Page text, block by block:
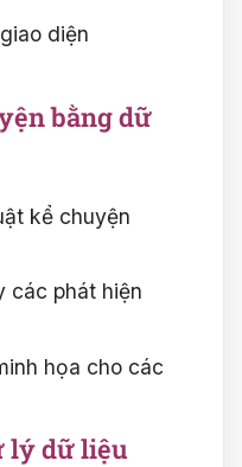
diện
bằng dữ
kể chuyện
các phát hiện
họa cho các
lý dữ liệu